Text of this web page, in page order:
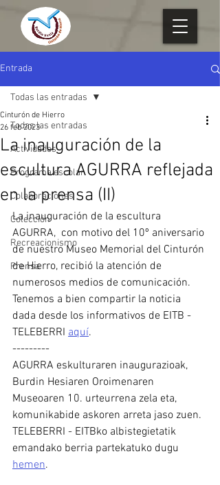
Entrada
Todas las entradas
Actividades
Programa escolar
Colaboraciones
Colección
Recreacionismo
Prensa
Todas las entradas
La inauguración de la
escultura AGURRA reflejada
en la prensa (II)
Cinturón de Hierro
26 feb 2023
La inauguración de la escultura
AGURRA,  con motivo del 10º aniversario
de nuestro Museo Memorial del Cinturón
de Hierro, recibió la atención de
numerosos medios de comunicación.
Tenemos a bien compartir la noticia
dada desde los informativos de EITB -
TELEBERRI aquí.
---------
AGURRA eskulturaren inaugurazioak,
Burdin Hesiaren Oroimenaren
Museoaren 10. urteurrena zela eta,
komunikabide askoren arreta jaso zuen.
TELEBERRI - EITBko albistegietatik
emandako berria partekatuko dugu
hemen.